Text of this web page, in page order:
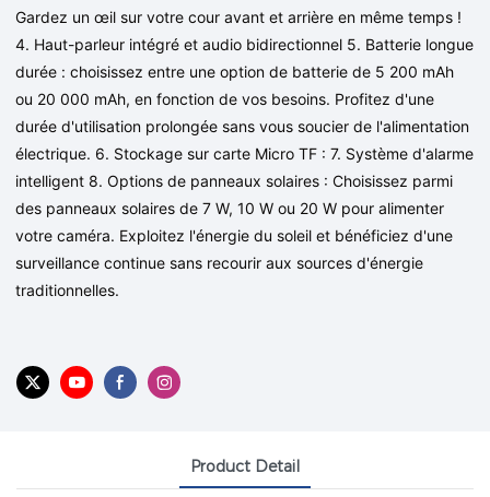
Gardez un œil sur votre cour avant et arrière en même temps !
4. Haut-parleur intégré et audio bidirectionnel 5. Batterie longue
durée : choisissez entre une option de batterie de 5 200 mAh
ou 20 000 mAh, en fonction de vos besoins. Profitez d'une
durée d'utilisation prolongée sans vous soucier de l'alimentation
électrique. 6. Stockage sur carte Micro TF : 7. Système d'alarme
intelligent 8. Options de panneaux solaires : Choisissez parmi
des panneaux solaires de 7 W, 10 W ou 20 W pour alimenter
votre caméra. Exploitez l'énergie du soleil et bénéficiez d'une
surveillance continue sans recourir aux sources d'énergie
traditionnelles.
Product Detail